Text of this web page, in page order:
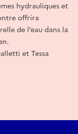
hydrauliques et
offrira
de l’eau dans la
et Tessa